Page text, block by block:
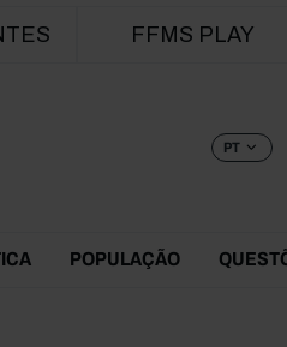
FFMS PLAY
PT
POPULAÇÃO